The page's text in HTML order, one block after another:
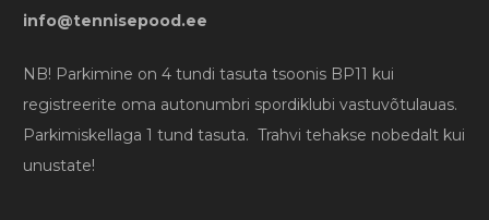
info@tennisepood.ee
NB! Parkimine on 4 tundi tasuta tsoonis BP11 kui
registreerite oma autonumbri spordiklubi vastuvõtulauas.
Parkimiskellaga 1 tund tasuta. Trahvi tehakse nobedalt kui
unustate!